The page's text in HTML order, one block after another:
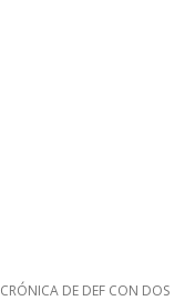
CRÓNICA DE DEF CON DOS